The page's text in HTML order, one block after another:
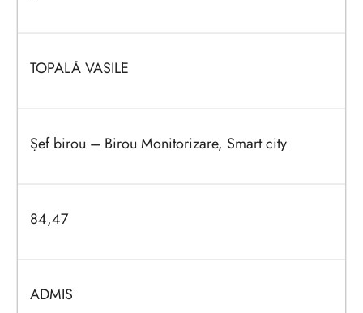
TOPALĂ VASILE
Șef birou – Birou Monitorizare, Smart city
84,47
ADMIS